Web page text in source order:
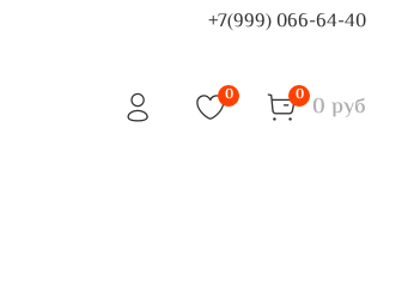
+7(999) 066-64-40
0 0 0 руб